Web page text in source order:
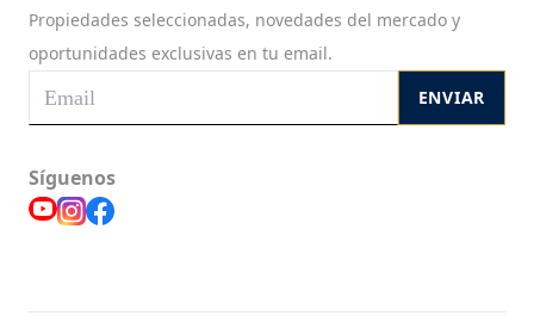
Propiedades seleccionadas, novedades del mercado y
oportunidades exclusivas en tu email.
ENVIAR
Síguenos